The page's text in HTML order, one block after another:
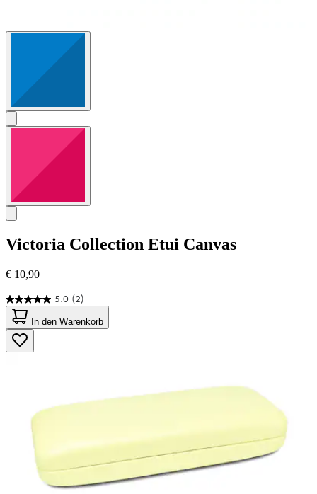
Victoria Collection Etui Canvas
€ 10,90
5.0 (2)
5.0
von
5
Sternen.
2
In den Warenkorb